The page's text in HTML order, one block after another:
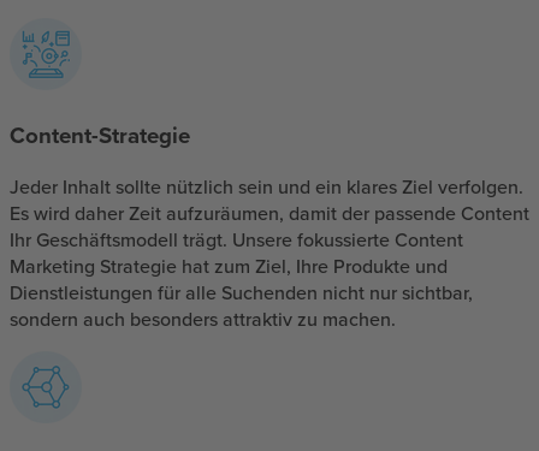
Content-Strategie
Jeder Inhalt sollte nützlich sein und ein klares Ziel verfolgen.
Es wird daher Zeit aufzuräumen, damit der passende Content
Ihr Geschäftsmodell trägt. Unsere fokussierte Content
Marketing Strategie hat zum Ziel, Ihre Produkte und
Dienstleistungen für alle Suchenden nicht nur sichtbar,
sondern auch besonders attraktiv zu machen.